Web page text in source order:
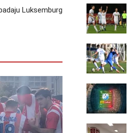
Luksemburg